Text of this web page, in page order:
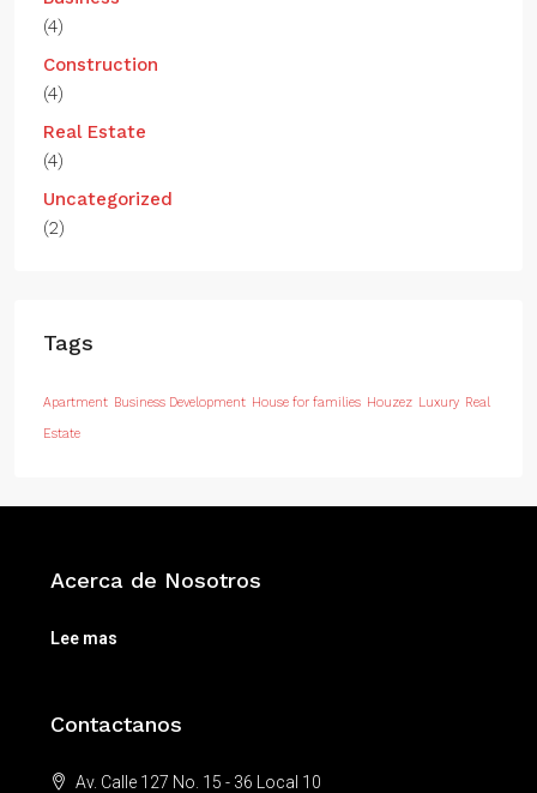
(4)
Construction
(4)
Real Estate
(4)
Uncategorized
(2)
Tags
Apartment Business Development House for families Houzez Luxury Real
Estate
Acerca de Nosotros
Lee mas
Contactanos
Av. Calle 127 No. 15 - 36 Local 10